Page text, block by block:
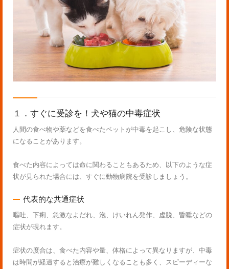
１．すぐに受診を！犬や猫の中毒症状
人間の食べ物や薬などを食べたペットが中毒を起こし、危険な状態
になることがあります。
食べた内容によっては命に関わることもあるため、以下のような症
状が見られた場合には、すぐに動物病院を受診しましょう。
代表的な共通症状
嘔吐、下痢、急激なよだれ、泡、けいれん発作、虚脱、昏睡などの
症状が現れます。
症状の度合は、食べた内容や量、体格によって異なりますが、中毒
は時間が経過すると治療が難しくなることも多く、スピーディーな